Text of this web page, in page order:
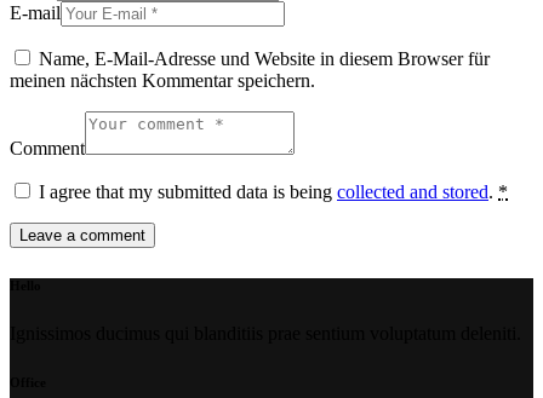
E-mail
Name, E-Mail-Adresse und Website in diesem Browser für
meinen nächsten Kommentar speichern.
Comment
I agree that my submitted data is being collected and stored. *